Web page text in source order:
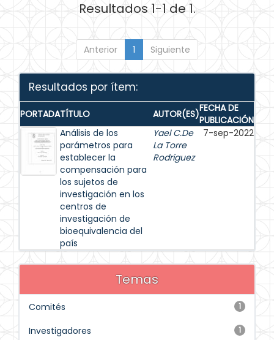
Resultados 1-1 de 1.
Anterior 1 Siguiente
Resultados por ítem:
PORTADATÍTULO AUTOR(ES)FECHA DE
PUBLICACIÓN
Análisis de los
parámetros para
establecer la
compensación para
los sujetos de
investigación en los
centros de
investigación de
bioequivalencia del
país
Yael C.De
La Torre
Rodriguez
7-sep-2022
Temas
1
Comités
1
Investigadores